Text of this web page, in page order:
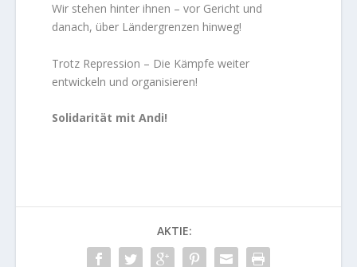
Wir stehen hinter ihnen – vor Gericht und
danach, über Ländergrenzen hinweg!
Trotz Repression – Die Kämpfe weiter
entwickeln und organisieren!
Solidarität mit Andi!
AKTIE: